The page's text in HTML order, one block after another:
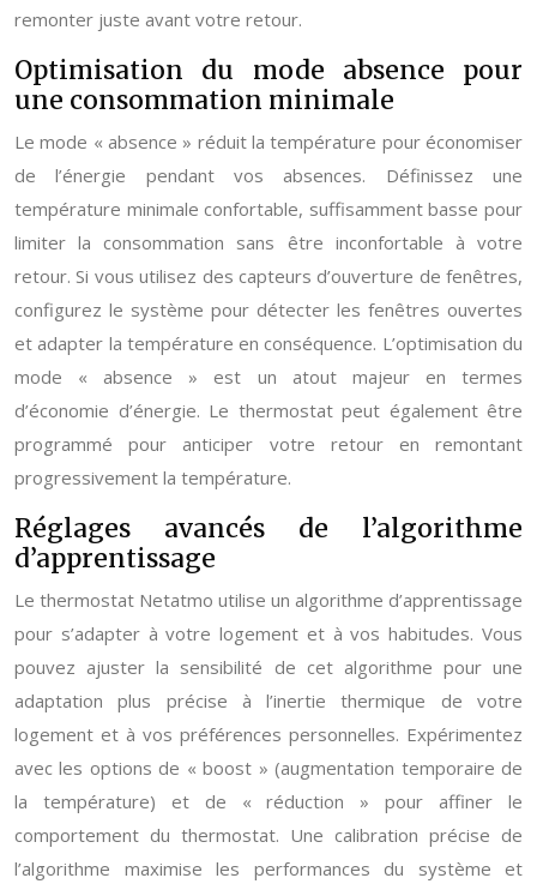
remonter juste avant votre retour.
Optimisation du mode absence pour
une consommation minimale
Le mode « absence » réduit la température pour économiser
de l’énergie pendant vos absences. Définissez une
température minimale confortable, suffisamment basse pour
limiter la consommation sans être inconfortable à votre
retour. Si vous utilisez des capteurs d’ouverture de fenêtres,
configurez le système pour détecter les fenêtres ouvertes
et adapter la température en conséquence. L’optimisation du
mode « absence » est un atout majeur en termes
d’économie d’énergie. Le thermostat peut également être
programmé pour anticiper votre retour en remontant
progressivement la température.
Réglages avancés de l’algorithme
d’apprentissage
Le thermostat Netatmo utilise un algorithme d’apprentissage
pour s’adapter à votre logement et à vos habitudes. Vous
pouvez ajuster la sensibilité de cet algorithme pour une
adaptation plus précise à l’inertie thermique de votre
logement et à vos préférences personnelles. Expérimentez
avec les options de « boost » (augmentation temporaire de
la température) et de « réduction » pour affiner le
comportement du thermostat. Une calibration précise de
l’algorithme maximise les performances du système et